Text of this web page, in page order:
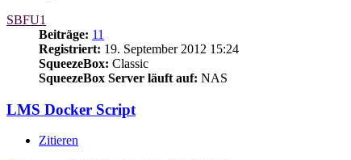
SBFU1
Beiträge: 11
Registriert: 19. September 2012 15:24
SqueezeBox: Classic
SqueezeBox Server läuft auf: NAS
LMS Docker Script
Zitieren